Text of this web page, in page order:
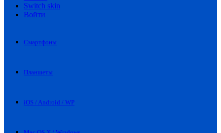
Switch skin
Войти
Смартфоны
Планшеты
iOS / Android / WP